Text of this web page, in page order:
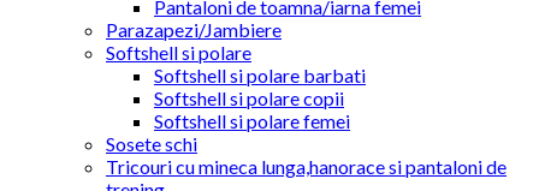
Pantaloni de toamna/iarna femei
Parazapezi/Jambiere
Softshell si polare
Softshell si polare barbati
Softshell si polare copii
Softshell si polare femei
Sosete schi
Tricouri cu mineca lunga,hanorace si pantaloni de